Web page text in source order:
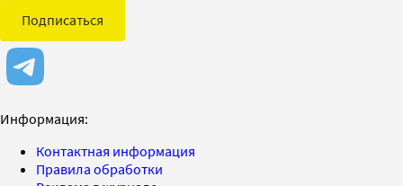
Подписаться
Информация:
Контактная информация
Правила обработки